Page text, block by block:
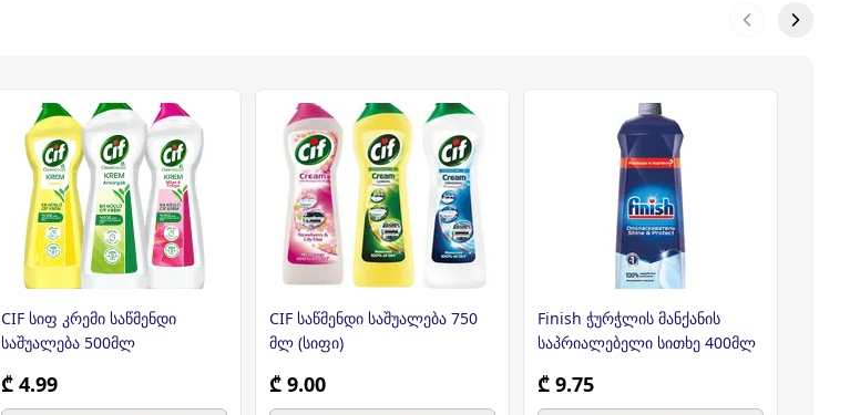
CIF სიფ კრემი საწმენდი
საშუალება 500მლ
₾ 4.99
CIF საწმენდი საშუალება 750
მლ (სიფი)
₾ 9.00
Finish ჭურჭლის მანქანის
საპრიალებელი სითხე 400მლ
₾ 9.75